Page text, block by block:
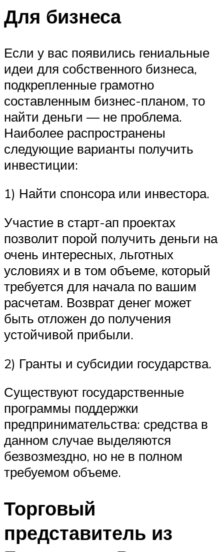
Для бизнеса
Если у вас появились гениальные
идеи для собственного бизнеса,
подкрепленные грамотно
составленным бизнес-планом, то
найти деньги — не проблема.
Наиболее распространены
следующие варианты получить
инвестиции:
1) Найти спонсора или инвестора.
Участие в старт-ап проектах
позволит порой получить деньги на
очень интересных, льготных
условиях и в том объеме, который
требуется для начала по вашим
расчетам. Возврат денег может
быть отложен до получения
устойчивой прибыли.
2) Гранты и субсидии государства.
Существуют государственные
программы поддержки
предпринимательства: средства в
данном случае выделяются
безвозмездно, но не в полном
требуемом объеме.
Торговый
представитель из